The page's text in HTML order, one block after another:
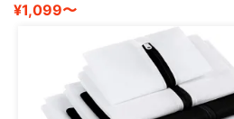
¥1,099〜